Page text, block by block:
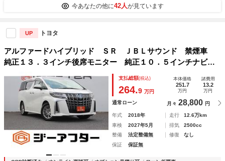
今あなたの他に42人が見ています
UP トヨタ
アルファードハイブリッド ＳＲ ＪＢＬサウンド 禁煙車
純正１３．３インチ後席モニター 純正１０．５インチナビ
フルセグＴＶ バックカメラ アダプティブクルーズコントロ
ール 衝突軽減システム 三眼ＬＥＤヘッドライト 黒革シー
支払総額(税込)
264.9 万円
本体価格
251.7
万円
諸費用
13.2
万円
通常ローン 月々 28,800 円
年式 2018年 走行
12.6万km
車検
2027年5月 排気
2500cc
整備
法定整備無 修復
なし
保証
保証無